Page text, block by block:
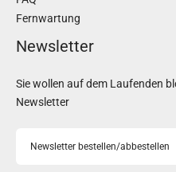
Fernwartung
Newsletter
Sie wollen auf dem Laufenden
Newsletter
Newsletter bestellen/abbestellen